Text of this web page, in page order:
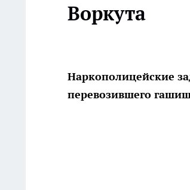
Воркута
Наркополицейские
перевозившего